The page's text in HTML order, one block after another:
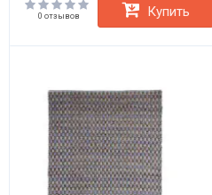
0 отзывов Купить